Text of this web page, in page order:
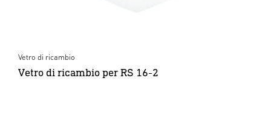
Vetro di ricambio
Vetro di ricambio per RS 16-2